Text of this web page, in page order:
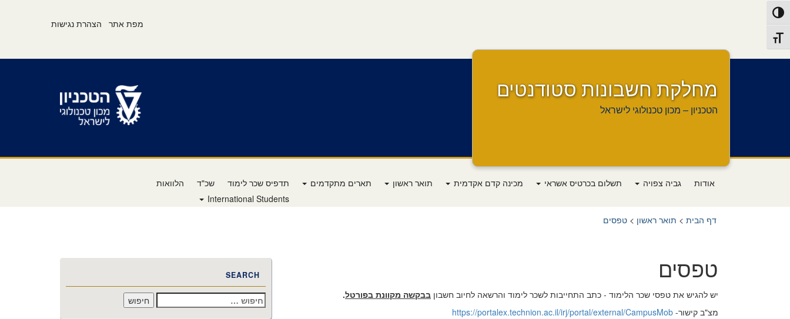
Skip
to
Skip
to
Toggle High Contrast
Toggle Font size
v
מפת אתר הצהרת נגישות
מחלקת חשבונות סטודנטים
הטכניון – מכון טכנולוגי לישראל
אודות גביה צפויה תשלום בכרטיס אשראי מכינה קדם אקדמית תואר ראשון תארים מתקדמים תדפיס שכר לימוד שכ"ד
הלוואות
International Students
דף הבית > תואר ראשון > טפסים
טפסים
יש להגיש את טפסי שכר הלימוד - כתב התחייבות לשכר לימוד והרשאה לחיוב חשבון בבקשה מקוונת בפורטל.
מצ"ב קישור- https://portalex.technion.ac.il/irj/portal/external/CampusMob
SEARCH
חיפוש: